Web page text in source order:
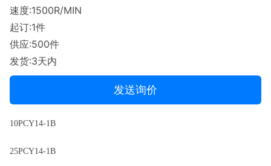
速度:1500R/MIN
起订:1件
供应:500件
发货:3天内
发送询价
10PCY14-1B
25PCY14-1B